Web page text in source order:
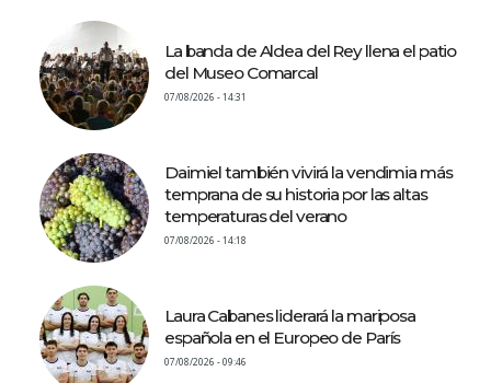
La banda de Aldea del Rey llena el patio
del Museo Comarcal
07/08/2026 - 14:31
Daimiel también vivirá la vendimia más
temprana de su historia por las altas
temperaturas del verano
07/08/2026 - 14:18
Laura Cabanes liderará la mariposa
española en el Europeo de París
07/08/2026 - 09:46